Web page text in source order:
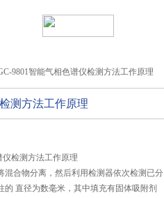
9801智能气相色谱仪检测方法工作原理
测方法工作原理
仪检测方法工作原理
混合物分离，然后利用检测器依次检测已分
的 直径为数毫米，其中填充有固体吸附剂